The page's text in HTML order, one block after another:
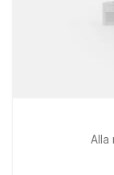
Alla